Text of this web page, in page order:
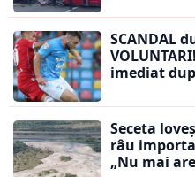
SCANDAL
imediat
Seceta
râu
„Nu mai